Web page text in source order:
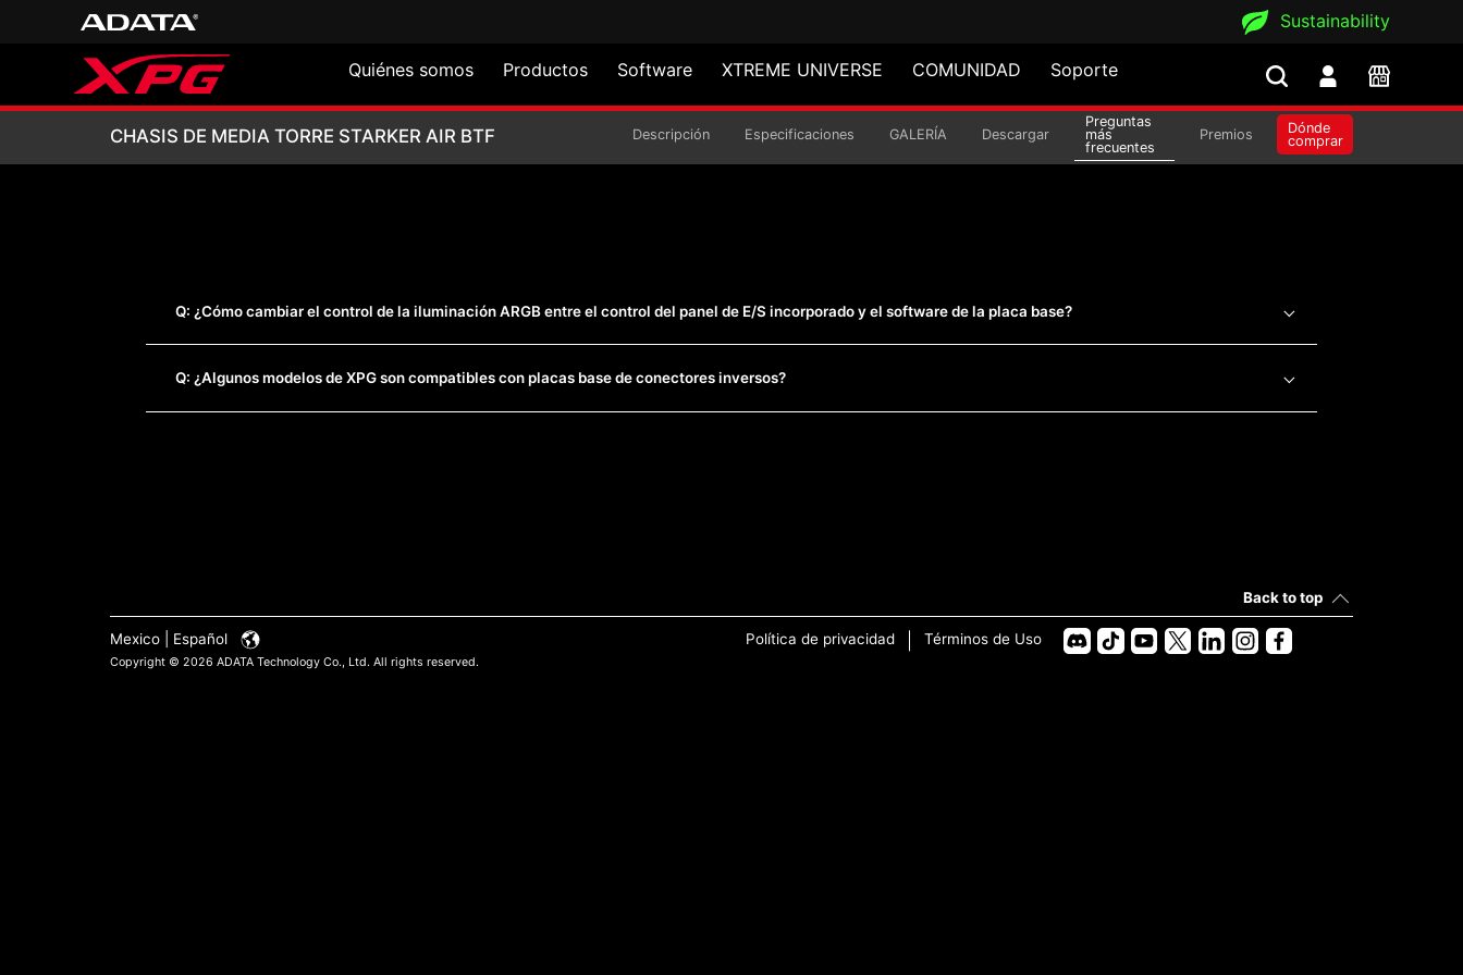
Sustainability
Quiénes somos Productos Software XTREME UNIVERSE COMUNIDAD Soporte
CHASIS DE MEDIA TORRE STARKER AIR BTF
CHASIS DE MEDIA TORRE STARKER AIR BTF Descripción Especificaciones GALERÍA Descargar
Preguntas
más
frecuentes
Premios
Dónde
comprar
Q: ¿Cómo cambiar el control de la iluminación ARGB entre el control del panel de E/S incorporado y el software de la placa base?
Q: ¿Algunos modelos de XPG son compatibles con placas base de conectores inversos?
Back to top
Mexico | Español Política de privacidad Términos de Uso
Copyright © 2026 ADATA Technology Co., Ltd. All rights reserved.